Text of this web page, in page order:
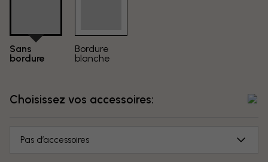
Sans
bordure
Bordure
blanche
Choisissez vos accessoires:
Pas d’accessoires